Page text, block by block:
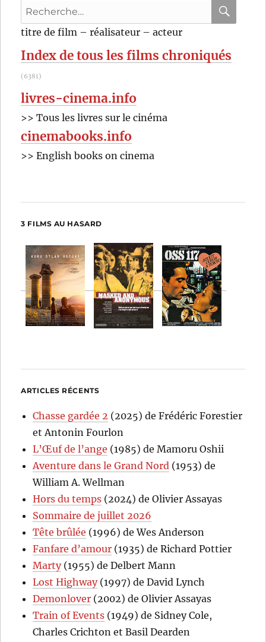
Louis
Recherche
pour
titre de film – réalisateur – acteur
Index de tous les films chroniqués
(6381)
livres-cinema.info
>> Tous les livres sur le cinéma
cinemabooks.info
>> English books on cinema
3 FILMS AU HASARD
ARTICLES RÉCENTS
Chasse gardée 2 (2025) de Frédéric Forestier
et Antonin Fourlon
L’Œuf de l’ange (1985) de Mamoru Oshii
Aventure dans le Grand Nord (1953) de
William A. Wellman
Hors du temps (2024) de Olivier Assayas
Sommaire de juillet 2026
Tête brûlée (1996) de Wes Anderson
Fanfare d’amour (1935) de Richard Pottier
Marty(1955) de Delbert Mann
Lost Highway(1997) de David Lynch
Demonlover (2002) de Olivier Assayas
Train of Events (1949) de Sidney Cole,
Charles Crichton et Basil Dearden